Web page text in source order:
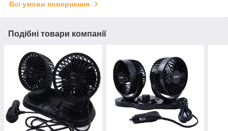
Всі умови повернення
Подібні товари компанії